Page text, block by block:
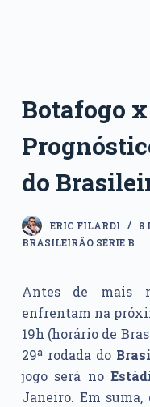
Botafogo x
do
ERIC FILARDI
8
BRASILEIRÃO SÉRIE B
Antes de mais
enfrentam na
19h (horário de
29ª rodada do
jogo será no
Janeiro. Em